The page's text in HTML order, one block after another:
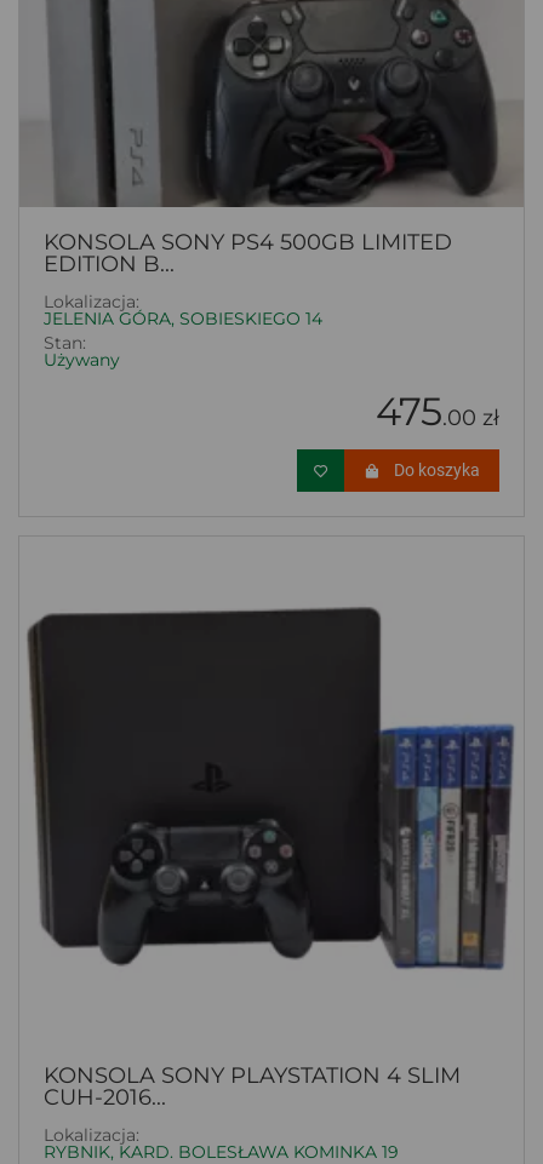
KONSOLA SONY PS4 500GB LIMITED
EDITION B...
Lokalizacja:
JELENIA GÓRA, SOBIESKIEGO 14
Stan:
Używany
475.00 zł
Do koszyka
KONSOLA SONY PLAYSTATION 4 SLIM
CUH-2016...
Lokalizacja:
RYBNIK, KARD. BOLESŁAWA KOMINKA 19